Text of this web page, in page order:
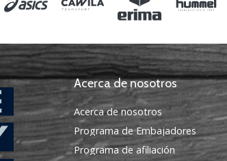
Acerca de nosotros
Acerca de nosotros
Programa de Embajadores
Programa de afiliación